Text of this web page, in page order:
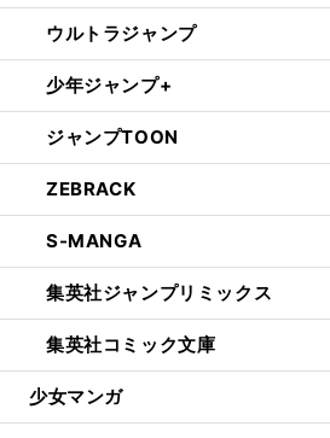
ウルトラジャンプ
少年ジャンプ+
ジャンプTOON
ZEBRACK
S-MANGA
集英社ジャンプリミックス
集英社コミック文庫
少女マンガ